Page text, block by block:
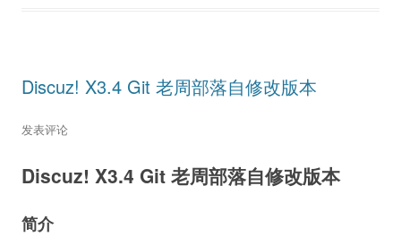
Discuz! X3.4 Git 老周部落自修改版本
发表评论
Discuz! X3.4 Git 老周部落自修改版本
简介